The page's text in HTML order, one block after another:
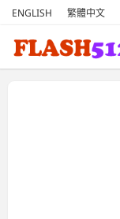
ENGLISH 繁體中文